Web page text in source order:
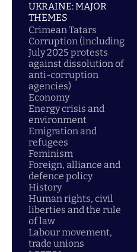
UKRAINE: MAJOR
THEMES
Crimean Tatars
Corruption (including
July 2025 protests
against dissolution of
anti-corruption
agencies)
Economy
Energy crisis and
environment
Emigration and
refugees
Feminism
Foreign, alliance and
defence policy
History
Human rights, civil
liberties and the rule
of law
Labour movement,
trade unions